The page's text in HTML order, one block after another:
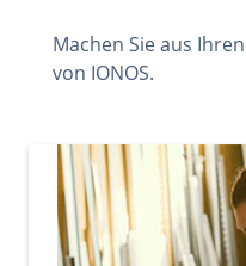
Machen Sie aus
von IONOS.